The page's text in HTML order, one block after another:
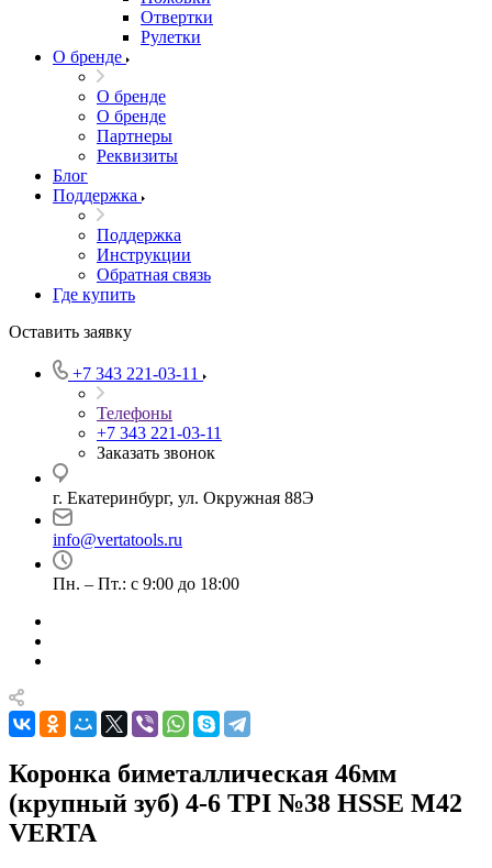
Отвертки
Рулетки
О бренде
О бренде
О бренде
Партнеры
Реквизиты
Блог
Поддержка
Поддержка
Инструкции
Обратная связь
Где купить
Оставить заявку
+7 343 221-03-11
Телефоны
+7 343 221-03-11
Заказать звонок
г. Екатеринбург, ул. Окружная 88Э
info@vertatools.ru
Пн. – Пт.: с 9:00 до 18:00
Коронка биметаллическая 46мм
(крупный зуб) 4-6 TPI №38 HSSE М42
VERTA